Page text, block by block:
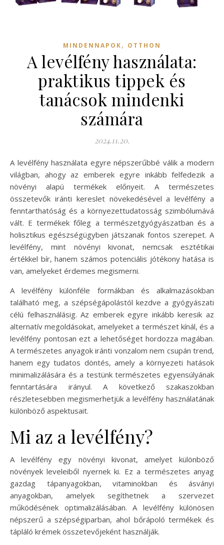
MINDENNAPOK, OTTHON
A levélfény használata:
praktikus tippek és
tanácsok mindenki
számára
2024.11.20.
A levélfény használata egyre népszerűbbé válik a modern
világban, ahogy az emberek egyre inkább felfedezik a
növényi alapú termékek előnyeit. A természetes
összetevők iránti kereslet növekedésével a levélfény a
fenntarthatóság és a környezettudatosság szimbólumává
vált. E termékek főleg a természetgyógyászatban és a
holisztikus egészségügyben játszanak fontos szerepet. A
levélfény, mint növényi kivonat, nemcsak esztétikai
értékkel bír, hanem számos potenciális jótékony hatása is
van, amelyeket érdemes megismerni.
A levélfény különféle formákban és alkalmazásokban
található meg, a szépségápolástól kezdve a gyógyászati
célú felhasználásig. Az emberek egyre inkább keresik az
alternatív megoldásokat, amelyeket a természet kínál, és a
levélfény pontosan ezt a lehetőséget hordozza magában.
A természetes anyagok iránti vonzalom nem csupán trend,
hanem egy tudatos döntés, amely a környezeti hatások
minimalizálására és a testünk természetes egyensúlyának
fenntartására irányul. A következő szakaszokban
részletesebben megismerhetjük a levélfény használatának
különböző aspektusait.
Mi az a levélfény?
A levélfény egy növényi kivonat, amelyet különböző
növények leveleiből nyernek ki. Ez a természetes anyag
gazdag tápanyagokban, vitaminokban és ásványi
anyagokban, amelyek segíthetnek a szervezet
működésének optimalizálásában. A levélfény különösen
népszerű a szépségiparban, ahol bőrápoló termékek és
tápláló krémek összetevőjeként használják.